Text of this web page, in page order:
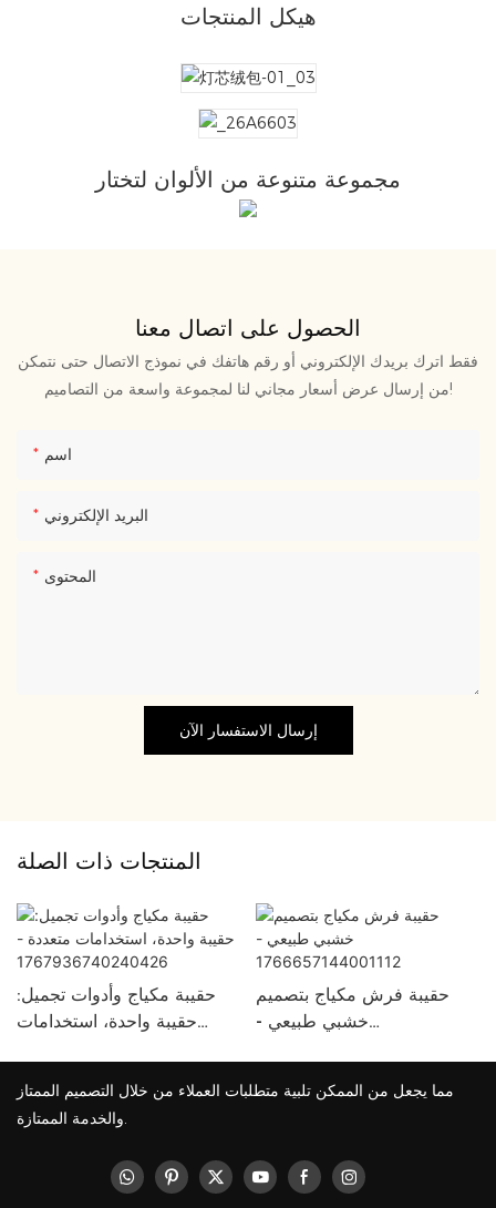
هيكل المنتجات
مجموعة متنوعة من الألوان لتختار
الحصول على اتصال معنا
فقط اترك بريدك الإلكتروني أو رقم هاتفك في نموذج الاتصال حتى نتمكن
من إرسال عرض أسعار مجاني لنا لمجموعة واسعة من التصاميم!
اسم
البريد الإلكتروني
المحتوى
إرسال الاستفسار الآن
المنتجات ذات الصلة
حقيبة مكياج وأدوات تجميل:
حقيبة واحدة، استخدامات
حقيبة فرش مكياج بتصميم
خشبي طبيعي -
مما يجعل من الممكن تلبية متطلبات العملاء من خلال التصميم الممتاز
والخدمة الممتازة.